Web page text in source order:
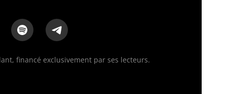
financé exclusivement par ses lecteurs.